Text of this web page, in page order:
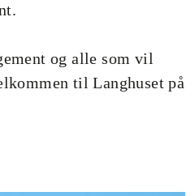
og alle som vil
til Langhuset på